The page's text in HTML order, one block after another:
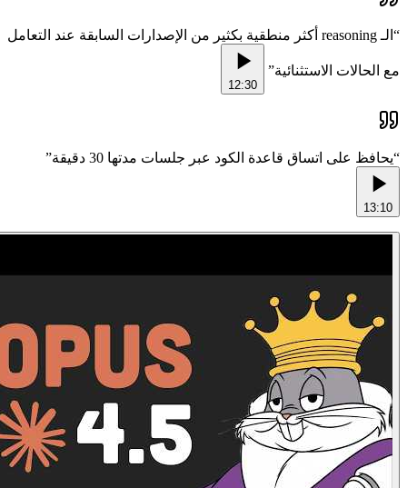
“ الـ reasoning أكثر منطقية بكثير من الإصدارات السابقة عند التعامل
مع الحالات الاستثنائية”
12:30
“يحافظ على اتساق قاعدة الكود عبر جلسات مدتها 30 دقيقة ”
13:10